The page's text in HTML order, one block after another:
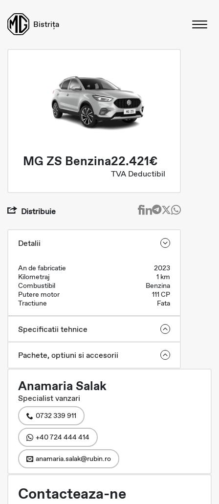
Bistrița
MG ZS Benzina22.421€
TVA Deductibil
Distribuie
Detalii
An de fabricatie
2023
Kilometraj
1 km
Combustibil
Benzina
Putere motor
111 CP
Tractiune
Fata
Specificatii tehnice
Pachete, optiuni si accesorii
Anamaria Salak
Specialist vanzari
0732 339 911
+40 724 444 414
anamaria.salak@rubin.ro
Contacteaza-ne